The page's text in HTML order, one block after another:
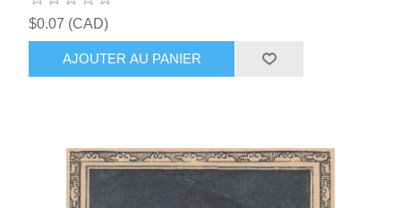
$0.07 (CAD)
AJOUTER AU PANIER